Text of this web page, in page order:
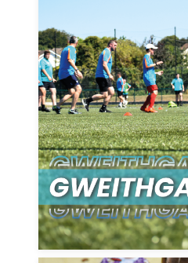
Darganfyddwch
weithgareddau
Nghanolfannau